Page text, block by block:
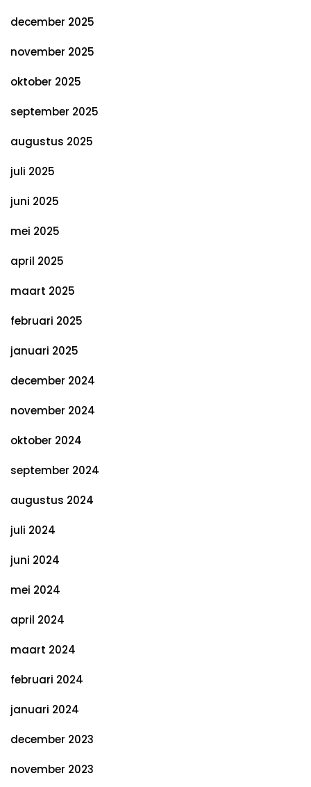
december 2025
november 2025
oktober 2025
september 2025
augustus 2025
juli 2025
juni 2025
mei 2025
april 2025
maart 2025
februari 2025
januari 2025
december 2024
november 2024
oktober 2024
september 2024
augustus 2024
juli 2024
juni 2024
mei 2024
april 2024
maart 2024
februari 2024
januari 2024
december 2023
november 2023